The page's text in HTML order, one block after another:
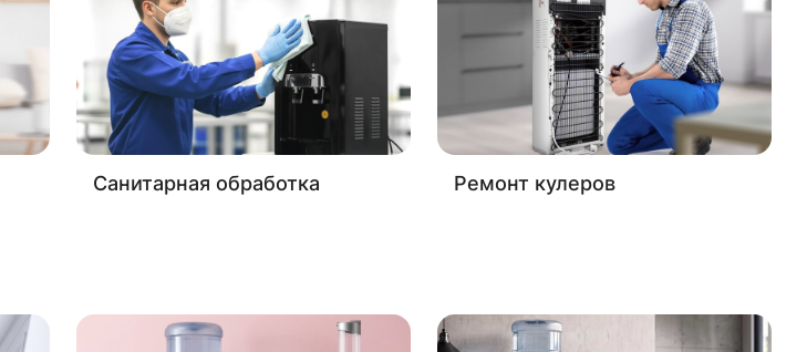
Санитарная обработка Ремонт кулеров